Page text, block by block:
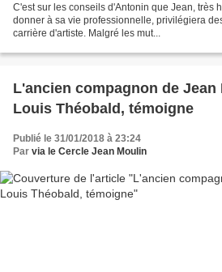
C'est sur les conseils d'Antonin que Jean, très
donner à sa vie professionnelle, privilégiera
carrière d'artiste. Malgré les mut...
L'ancien compagnon de Jean
Louis Théobald, témoigne
Publié le 31/01/2018 à 23:24
Par via le Cercle Jean Moulin